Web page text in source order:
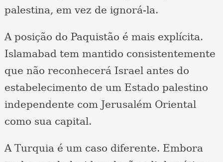
palestina, em vez de ignorá-la.
A posição do Paquistão é mais explícita.
Islamabad tem mantido consistentemente
que não reconhecerá Israel antes do
estabelecimento de um Estado palestino
independente com Jerusalém Oriental
como sua capital.
A Turquia é um caso diferente. Embora